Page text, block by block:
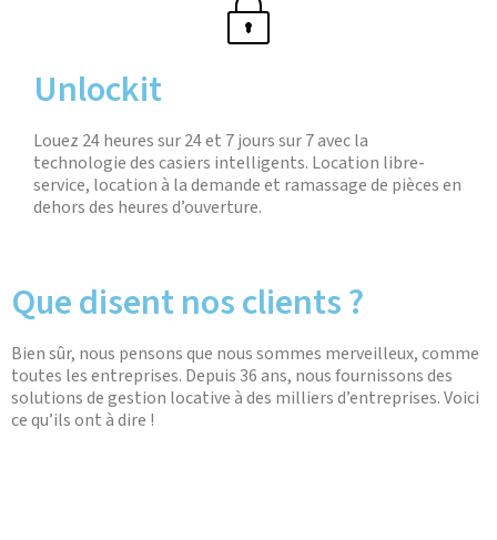
Unlockit
Louez 24 heures sur 24 et 7 jours sur 7 avec la
technologie des casiers intelligents. Location libre-
service, location à la demande et ramassage de pièces en
dehors des heures d’ouverture.
Que disent nos clients ?
Bien sûr, nous pensons que nous sommes merveilleux, comme
toutes les entreprises. Depuis 36 ans, nous fournissons des
solutions de gestion locative à des milliers d’entreprises. Voici
ce qu’ils ont à dire !